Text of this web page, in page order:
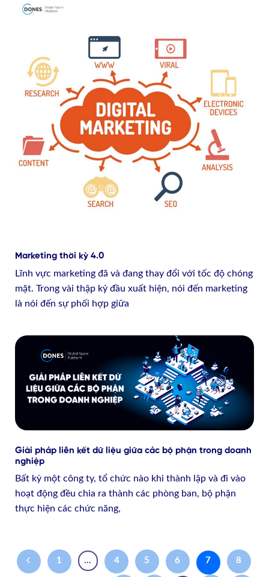
Marketing thời kỳ 4.0
Lĩnh vực marketing đã và đang thay đổi với tốc độ chóng
mặt. Trong vài thập kỷ đầu xuất hiện, nói đến marketing
là nói đến sự phối hợp giữa
Giải pháp liên kết dữ liệu giữa các bộ phận trong doanh
nghiệp
Bất kỳ một công ty, tổ chức nào khi thành lập và đi vào
hoạt động đều chia ra thành các phòng ban, bộ phận
thực hiện các chức năng,
1 … 4 5 6 7 8